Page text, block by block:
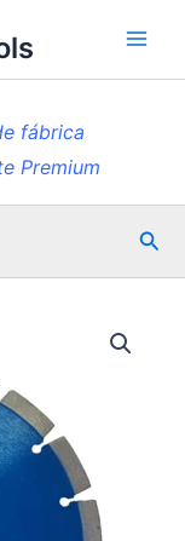
fábrica
Premium